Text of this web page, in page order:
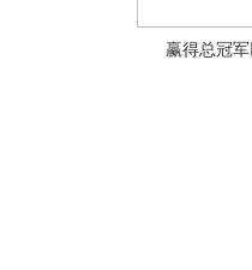
赢得总冠军以